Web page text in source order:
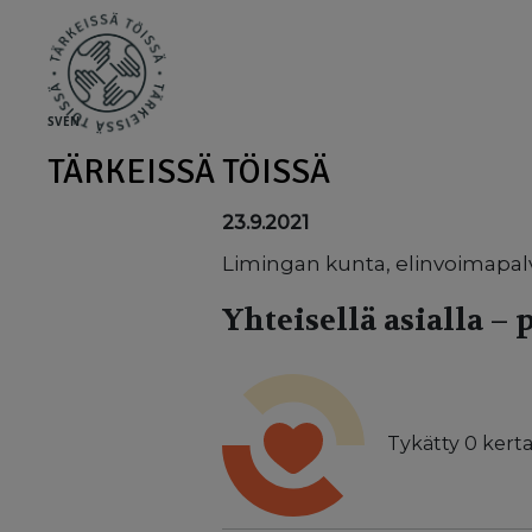
SVEN
TÄRKEISSÄ TÖISSÄ
23.9.2021
Limingan kunta,
Yhteisellä asialla –
Tykätty 0